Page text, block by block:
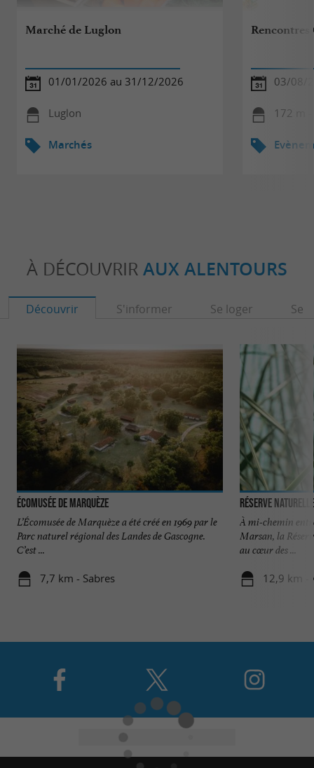
Marché de Luglon
01/01/2026 au 31/12/2026
Luglon
Marchés
Rencontres
03/08/
172 m
À DÉCOUVRIR AUX ALENTOURS
Découvrir S'informer Se loger Se
Écomusée de Marquèze
L’Écomusée de Marquèze a été créé en 1969 par le
Parc naturel régional des Landes de Gascogne.
C’est ...
7,7 km - Sabres
Réserve
À mi-chemin
Marsan, la
au cœur des ...
12,9 km -